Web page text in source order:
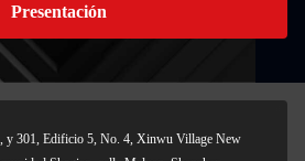
Presentación
y 301, Edificio 5, No. 4, Xinwu Village New